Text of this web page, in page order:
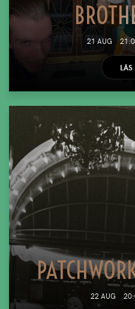
21 AUG
LÄS
22 AUG